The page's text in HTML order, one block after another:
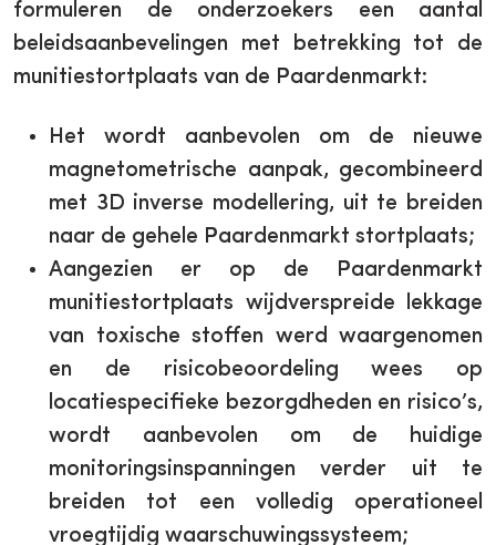
formuleren de onderzoekers een aantal
beleidsaanbevelingen met betrekking tot de
munitiestortplaats van de Paardenmarkt:
Het wordt aanbevolen om de nieuwe
magnetometrische aanpak, gecombineerd
met 3D inverse modellering, uit te breiden
naar de gehele Paardenmarkt stortplaats;
Aangezien er op de Paardenmarkt
munitiestortplaats wijdverspreide lekkage
van toxische stoffen werd waargenomen
en de risicobeoordeling wees op
locatiespecifieke bezorgdheden en risico’s,
wordt aanbevolen om de huidige
monitoringsinspanningen verder uit te
breiden tot een volledig operationeel
vroegtijdig waarschuwingssysteem;